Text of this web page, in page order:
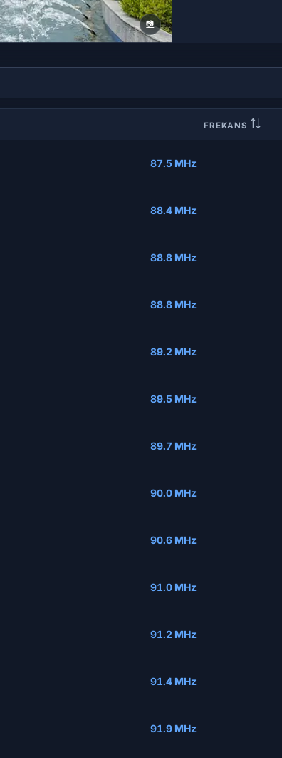
📷
FREKANS
87.5 MHz
88.4 MHz
88.8 MHz
88.8 MHz
89.2 MHz
89.5 MHz
89.7 MHz
90.0 MHz
90.6 MHz
91.0 MHz
91.2 MHz
91.4 MHz
91.9 MHz